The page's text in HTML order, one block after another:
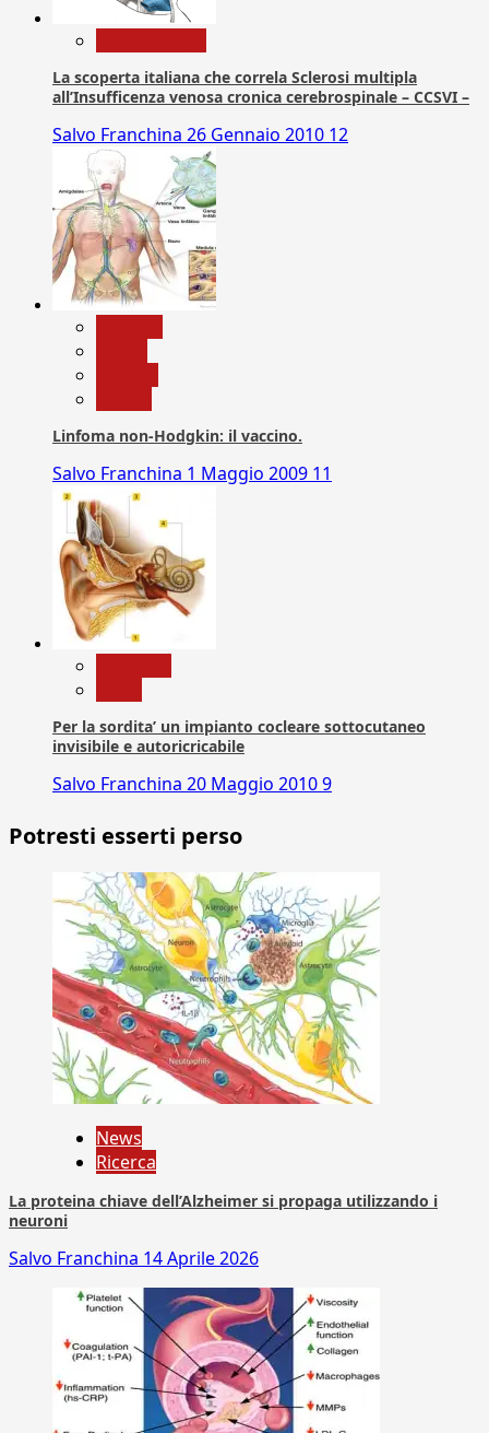
La scoperta italiana che correla Sclerosi multipla
all’Insufficenza venosa cronica cerebrospinale – CCSVI –
Salvo Franchina 26 Gennaio 2010 12
Linfoma non-Hodgkin: il vaccino.
Salvo Franchina 1 Maggio 2009 11
Per la sordita’ un impianto cocleare sottocutaneo
invisibile e autoricricabile
Salvo Franchina 20 Maggio 20109
Potresti esserti perso
News
Ricerca
La proteina chiave dell’Alzheimer si propaga utilizzando i
neuroni
Salvo Franchina 14 Aprile 2026